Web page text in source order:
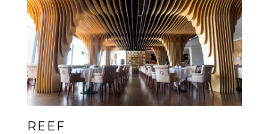
REEF